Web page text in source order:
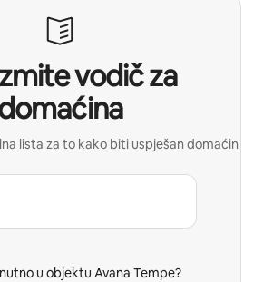
vodič za
lista za to kako biti uspješan domaćin
u objektu Avana Tempe?